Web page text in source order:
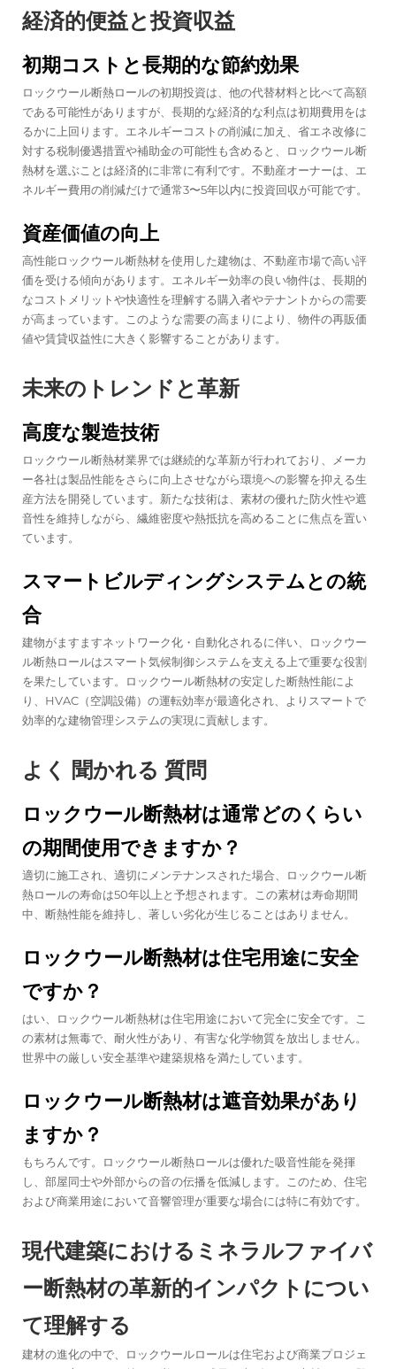
経済的便益と投資収益
初期コストと長期的な節約効果
ロックウール断熱ロールの初期投資は、他の代替材料と比べて高額
である可能性がありますが、長期的な経済的な利点は初期費用をは
るかに上回ります。エネルギーコストの削減に加え、省エネ改修に
対する税制優遇措置や補助金の可能性も含めると、ロックウール断
熱材を選ぶことは経済的に非常に有利です。不動産オーナーは、エ
ネルギー費用の削減だけで通常3〜5年以内に投資回収が可能です。
資産価値の向上
高性能ロックウール断熱材を使用した建物は、不動産市場で高い評
価を受ける傾向があります。エネルギー効率の良い物件は、長期的
なコストメリットや快適性を理解する購入者やテナントからの需要
が高まっています。このような需要の高まりにより、物件の再販価
値や賃貸収益性に大きく影響することがあります。
未来のトレンドと革新
高度な製造技術
ロックウール断熱材業界では継続的な革新が行われており、メーカ
ー各社は製品性能をさらに向上させながら環境への影響を抑える生
産方法を開発しています。新たな技術は、素材の優れた防火性や遮
音性を維持しながら、繊維密度や熱抵抗を高めることに焦点を置い
ています。
スマートビルディングシステムとの統
合
建物がますますネットワーク化・自動化されるに伴い、ロックウー
ル断熱ロールはスマート気候制御システムを支える上で重要な役割
を果たしています。ロックウール断熱材の安定した断熱性能によ
り、HVAC（空調設備）の運転効率が最適化され、よりスマートで
効率的な建物管理システムの実現に貢献します。
よく 聞かれる 質問
ロックウール断熱材は通常どのくらい
の期間使用できますか？
適切に施工され、適切にメンテナンスされた場合、ロックウール断
熱ロールの寿命は50年以上と予想されます。この素材は寿命期間
中、断熱性能を維持し、著しい劣化が生じることはありません。
ロックウール断熱材は住宅用途に安全
ですか？
はい、ロックウール断熱材は住宅用途において完全に安全です。こ
の素材は無毒で、耐火性があり、有害な化学物質を放出しません。
世界中の厳しい安全基準や建築規格を満たしています。
ロックウール断熱材は遮音効果があり
ますか？
もちろんです。ロックウール断熱ロールは優れた吸音性能を発揮
し、部屋同士や外部からの音の伝播を低減します。このため、住宅
および商業用途において音響管理が重要な場合には特に有効です。
現代建築におけるミネラルファイバ
ー断熱材の革新的インパクトについ
て理解する
建材の進化の中で、ロックウールロールは住宅および商業プロジェ